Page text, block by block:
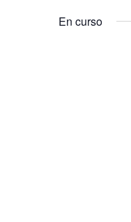
abril,
vistas
palabra
En curso